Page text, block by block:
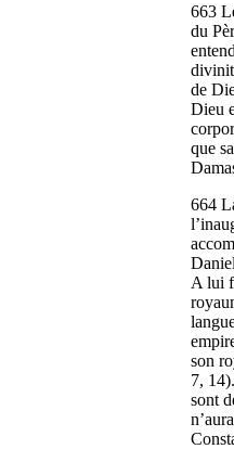
663
du
de
Dieu
que
664
A lui
son
7,
sont